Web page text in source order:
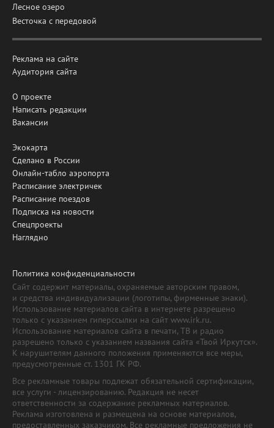
Лесное озеро
Весточка с передовой
Реклама на сайте
Аудитория сайта
О проекте
Написать редакции
Вакансии
Экокарта
Сделано в России
Онлайн-табло аэропорта
Расписание электричек
Расписание поездов
Подписка на новости
Спецпроекты
Наглядно
Политика конфиденциальности
Сайт содержит материалы, охраняемые авторским правом,
и средства индивидуализации (логотипы, фирменные знаки).
Использование материалов сайта в интернете разрешено
только с указанием гиперссылки на сайт www.irk.ru.
Использование материалов сайта в печати, ТВ и радио
разрешено только с указанием названия сайта «Твой Иркутск».
К нарушителям данного положения применяются все меры,
предусмотренные ст. 1301 ГК РФ.
Все рекламные товары подлежат обязательной сертификации,
все услуги - лицензированию. Редакция не несет
ответственности за содержание рекламных материалов.
Реклама изготовлена и размещена на основе материалов,
предоставленных заказчиком. Все рекламные предложения не